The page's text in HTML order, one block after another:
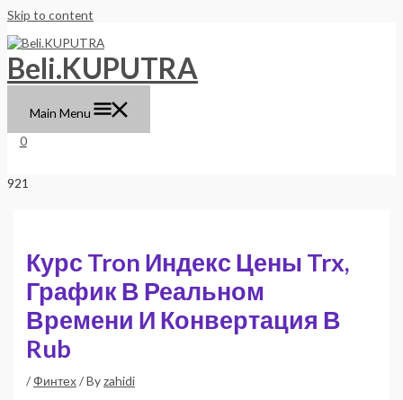
Skip to content
Beli.KUPUTRA
Main Menu
0
Курс Tron Индекс Цены Trx,
График В Реальном
Времени И Конвертация В
Rub
/Финтех/ Byzahidi